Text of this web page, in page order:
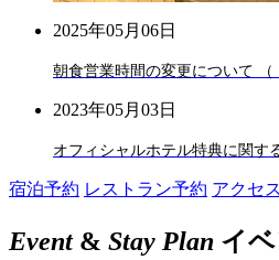
2025年05月06日
朝食営業時間の変更について （
2023年05月03日
オフィシャルホテル特典に関す
宿泊予約 レストラン予約 アクセス
Event& Stay Plan イ